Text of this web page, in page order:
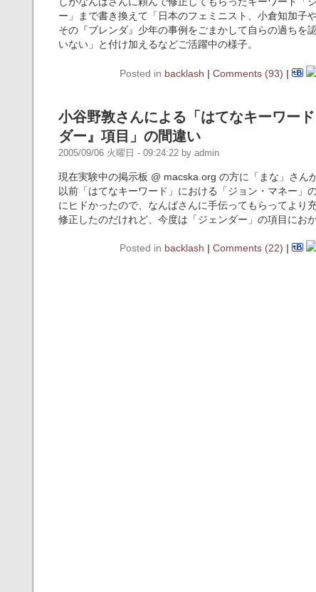
ー」まで書き換えて「日本のフェミニスト、小倉知加子
その『ブレンダ』少年の事例をごまかして自らの過ちを
いない」と付け加えるなどご活躍中の様子。
Posted in backlash | Comments (93) |
小谷野敦さんによる「はてなキーワー
ダー』項目」の間違い
2005/09/06 火曜日 - 09:24:22 by admin
現在実験中の掲示板 @ macska.org の方に「まな」さん
以前「はてなキーワード」における「ジョン・マネー」
にヒドかったので、なんばさんに手伝ってもらってより
修正したのだけれど、今度は「ジェンダー」の項目におか
Posted in backlash | Comments (22) |